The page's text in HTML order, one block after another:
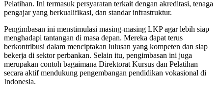
Pelatihan. Ini termasuk persyaratan terkait dengan akreditasi, tenaga
pengajar yang berkualifikasi, dan standar infrastruktur.
Pengimbasan ini menstimulasi masing-masing LKP agar lebih siap
menghadapi tantangan di masa depan. Mereka dapat terus
berkontribusi dalam menciptakan lulusan yang kompeten dan siap
bekerja di sektor perbankan. Selain itu, pengimbasan ini juga
merupakan contoh bagaimana Direktorat Kursus dan Pelatihan
secara aktif mendukung pengembangan pendidikan vokasional di
Indonesia.